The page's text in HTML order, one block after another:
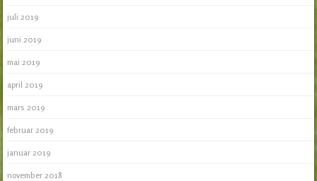
juli 2019
juni 2019
mai 2019
april 2019
mars 2019
februar 2019
januar 2019
november 2018